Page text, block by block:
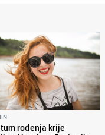
rođenja krije